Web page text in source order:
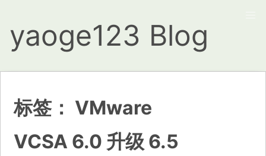
yaoge123 Blog
标签： VMware
VCSA 6.0 升级 6.5